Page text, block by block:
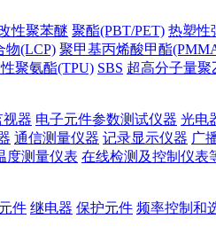
性聚苯醚 聚酯(PBT/PET) 热塑性
物(LCP) 聚甲基丙烯酸甲酯
聚氨酯(TPU) SBS 超高分子量聚
视器 电子元件参数测试仪器 光电
通信测量仪器 记录显示仪器 广
度测量仪表 在线检测及控制仪表
件 继电器 保护元件 频率控制和